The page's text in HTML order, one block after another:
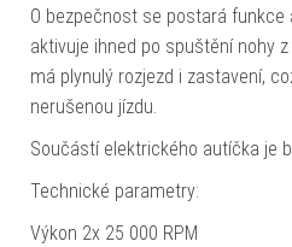
O bezpečnost se postará
aktivuje ihned po spuštění nohy
má plynulý rozjezd i zastavení,
nerušenou jízdu.
Součástí elektrického autíčka je
Technické parametry:
Výkon 2x 25 000 RPM